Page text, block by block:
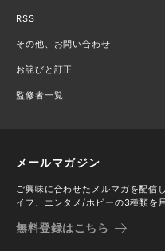
RSS
その他、お問い合わせ
お詫びと訂正
監修者一覧
メールマガジン
ご興味に合わせたメルマガを配信
イフ、エンタメ/ホビーの3種類を用
無料登録はこちら